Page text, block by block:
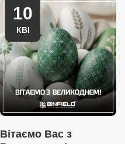
10
КВІ
Вітаємо Вас з